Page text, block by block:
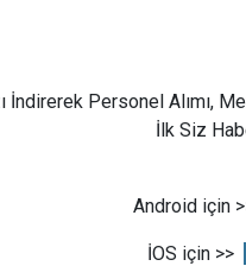
İndirerek Personel Alımı,
İlk Siz
Android için
İOS için >>